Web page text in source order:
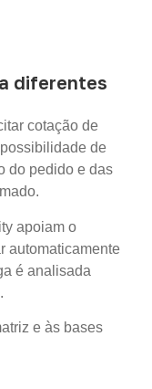
diferentes
cotação de
de
do pedido e das
apoiam o
automaticamente
é analisada
e às bases